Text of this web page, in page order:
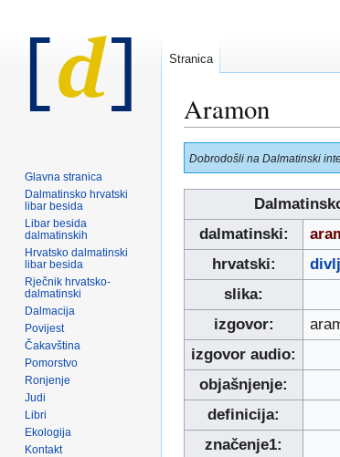
Aramon
Prijeđi
na
navigaciju
Prijeđi
na
pretraživanje
Dobrodošli na Dalmatinski
dalmatinski:
hrvatski:
slika:
izgovor:
izgovor audio:
objašnjenje:
definicija:
značenje1:
Stranica
Glavna stranica
Dalmatinsko hrvatski
libar besida
Libar besida
dalmatinskih
Hrvatsko dalmatinski
libar besida
Rječnik hrvatsko-
dalmatinski
Dalmacija
Povijest
Čakavština
Pomorstvo
Ronjenje
Judi
Libri
Ekologija
Kontakt